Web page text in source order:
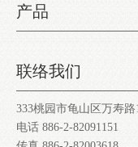
产品
联络我们
333桃园市龟山区万寿路
电话 886-2-82091151